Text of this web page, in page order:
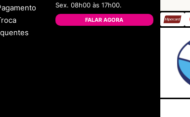
Sex. 08h00 às 17h00.
FALAR AGORA